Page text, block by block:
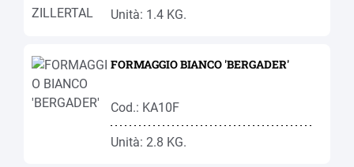
Unità: 1.4 KG.
FORMAGGIO BIANCO 'BERGADER'
Cod.: KA10F
Unità: 2.8 KG.